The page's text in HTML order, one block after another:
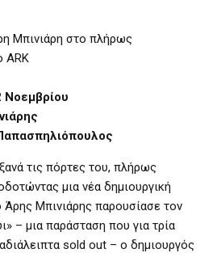
Μπινιάρη στο πλήρως
ARK
Νοεμβρίου
τις πόρτες του, πλήρως
μια νέα δημιουργική
Μπινιάρης παρουσίασε τον
– μια παράσταση που για τρία
sold out – ο δημιουργός